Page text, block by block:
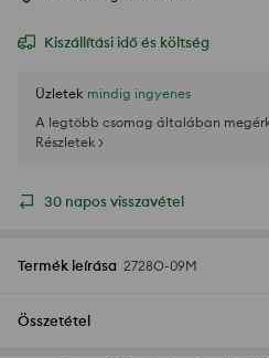
Kiszállítási idő és költség
Üzletek mindig ingyenes
A legtöbb csomag általában
Részletek >
30 napos visszavétel
Termék leírása 2728O-09M
Összetétel